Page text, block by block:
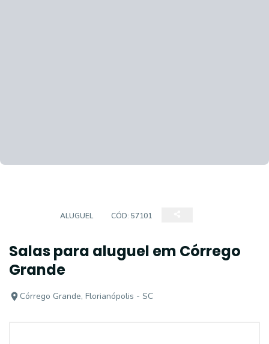
ALUGUEL CÓD: 57101
Salas para aluguel em Córrego
Grande
Córrego Grande, Florianópolis - SC